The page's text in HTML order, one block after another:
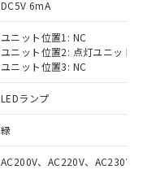
DC5V 6mA
ユニット位置1: NC
ユニット位置2: 点灯ユニット
ユニット位置3: NC
LEDランプ
緑
AC200V、AC220V、AC230V